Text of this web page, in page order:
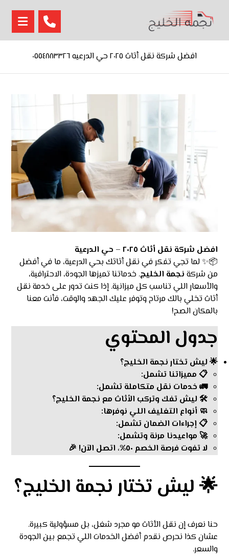
افضل شركة نقل أثاث ٢٠٢٥ حي الدرعيه ٠٥٥٤٨٨٣٣٢٦
افضل شركة نقل أثاث ٢٠٢٥ – حي الدرعية
📦✨ لما تجي تفكر في نقل أثاثك بحي الدرعية، ما في أفضل
من شركة نجمة الخليج. خدماتنا تميزها الجودة، الاحترافية،
والأسعار اللي تناسب كل ميزانية. إذا كنت تدور على خدمة نقل
أثاث تخلي بالك مرتاح وتوفر عليك الجهد والوقت، فأنت معنا
بالمكان الصح!
جدول المحتوي
🌟 ليش تختار نجمة الخليج؟
📋 مميزاتنا تشمل:
🚛 خدمات نقل متكاملة تشمل:
🛠️ ليش تفك وتركب الأثاث مع نجمة الخليج؟
🧼 أنواع التغليف اللي نوفرها:
📋 إجراءات الضمان تشمل:
🚀 مواعيدنا مرنة وتشمل:
لا تفوت فرصة الخصم ٥٠%، اتصل الآن! 🎉
🌟ليش تختار نجمة الخليج؟
حنا نعرف إن نقل الأثاث مو مجرد شغل، بل مسؤولية كبيرة.
عشان كذا نحرص نقدم أفضل الخدمات اللي تجمع بين الجودة
والسعر.